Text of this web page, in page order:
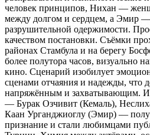
человек принципов, Нихан —
между долгом и сердцем, а Эмир
разрушительной одержимости.
качеством постановки. Съёмки
районах Стамбула и на берегу
более полутора часов, визуально
кино. Сценарий изобилует
сценами отчаяния и надежды, что
напряжённым и захватывающим.
— Бурак Озчивит (Кемаль),
Каан Урганджиоглу (Эмир) —
признание и стали любимцами